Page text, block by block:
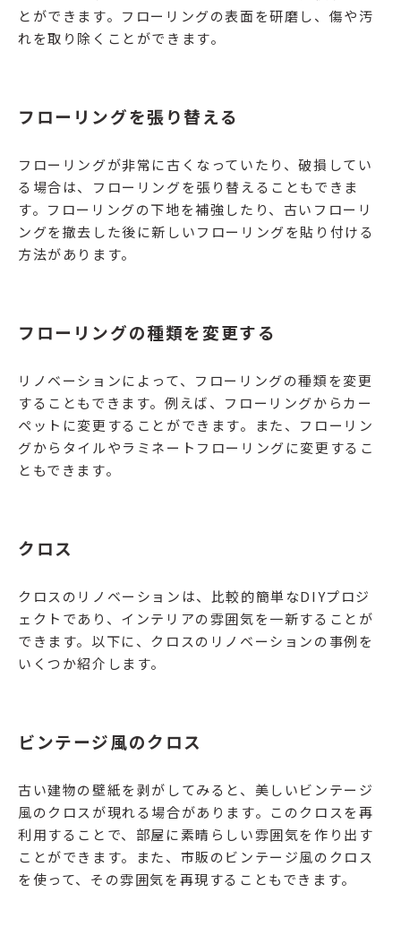
とができます。フローリングの表面を研磨し、傷や汚
れを取り除くことができます。
フローリングを張り替える
フローリングが非常に古くなっていたり、破損してい
る場合は、フローリングを張り替えることもできま
す。フローリングの下地を補強したり、古いフローリ
ングを撤去した後に新しいフローリングを貼り付ける
方法があります。
フローリングの種類を変更する
リノベーションによって、フローリングの種類を変更
することもできます。例えば、フローリングからカー
ペットに変更することができます。また、フローリン
グからタイルやラミネートフローリングに変更するこ
ともできます。
クロス
クロスのリノベーションは、比較的簡単なDIYプロジ
ェクトであり、インテリアの雰囲気を一新することが
できます。以下に、クロスのリノベーションの事例を
いくつか紹介します。
ビンテージ風のクロス
古い建物の壁紙を剥がしてみると、美しいビンテージ
風のクロスが現れる場合があります。このクロスを再
利用することで、部屋に素晴らしい雰囲気を作り出す
ことができます。また、市販のビンテージ風のクロス
を使って、その雰囲気を再現することもできます。